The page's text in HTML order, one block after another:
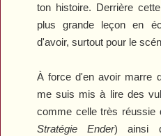
ton histoire. Derrière
plus grande leçon en
d'avoir, surtout pour le
À force d'en avoir marre
me suis mis à lire des
comme celletrès réussie
Stratégie Ender) ainsi